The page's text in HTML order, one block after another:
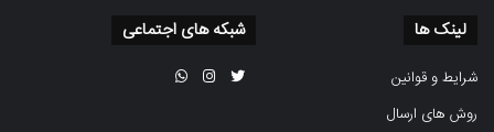
لینک ها
شرایط و قوانین
روش های ارسال
شبکه های اجتماعی